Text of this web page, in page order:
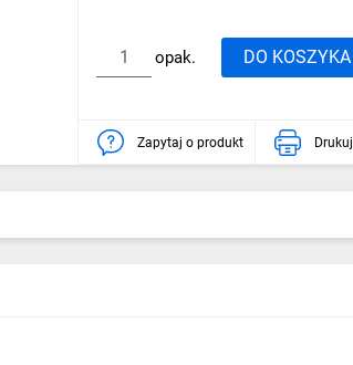
opak. DO KOSZYKA
Zapytaj o produkt Drukuj